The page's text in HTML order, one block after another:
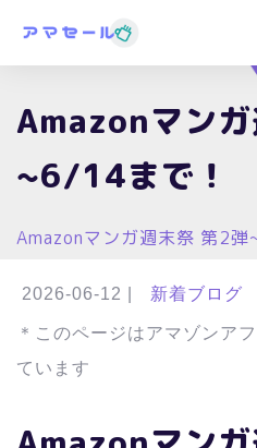
Amazonマン
~6/14まで！
Amazonマンガ週末祭 第2
2026-06-12 新着ブログ
＊このページはアマゾンア
ています